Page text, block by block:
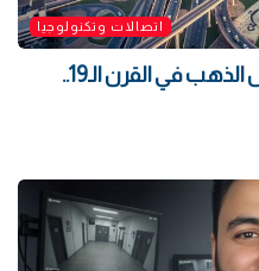
اتصالات وتكنولوجيا
خبير: الذكاء الاصطناعي أصبح مثل الذهب في القرن الـ19..